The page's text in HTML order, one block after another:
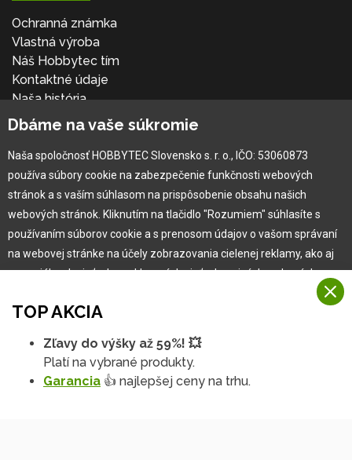
Ochranná známka
Vlastná výroba
Náš Hobbytec tím
Kontaktné údaje
Naša história
Kariéra
Pre zákazníka
Garancia najlepšej ceny
Užívateľský manuál
Obchodné podmienky
Zákazník & partner
Novinky
TOP AKCIA
Zľavy do výšky až 59%! 💥
Platí na vybrané produkty.
Garancia 👍 najlepšej ceny na trhu.
Dbáme na vaše súkromie
Naša spoločnosť HOBBYTEC Slovensko s. r. o., IČO: 53060873
používa súbory cookie na zabezpečenie funkčnosti webových
stránok a s vaším súhlasom na prispôsobenie obsahu našich
webových stránok. Kliknutím na tlačidlo "Rozumiem" súhlasíte s
používaním súborov cookie a s prenosom údajov o vašom správaní
na webovej stránke na účely zobrazovania cielenej reklamy, ako aj
na sociálnych sieťach a reklamných sieťach na iných webových
Viac informácií
Na našich webových stránkach používame niekoľko kategórií
Rozumiem